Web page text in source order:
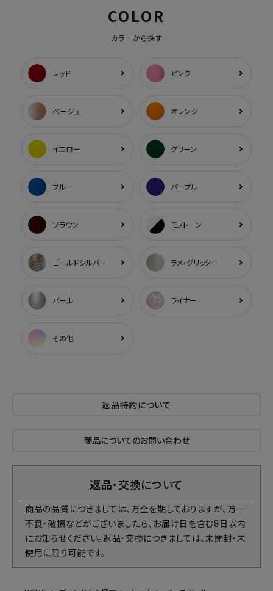
COLOR
カラーから探す
レッド ピンク
ベージュ オレンジ
イエロー グリーン
ブルー パープル
ブラウン モノトーン
ゴールドシルバー ラメ・グリッター
パール ライナー
その他
返品特約について
商品についてのお問い合わせ
返品・交換について
商品の品質につきましては、万全を期しておりますが、万一
不良・破損などがございましたら、お届け日を含む8日以内
にお知らせください。返品・交換につきましては、未開封・未
使用に限り可能です。